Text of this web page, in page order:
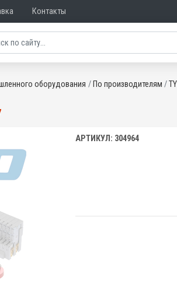
Контакты
оборудования По производителям
АРТИКУЛ: 304964